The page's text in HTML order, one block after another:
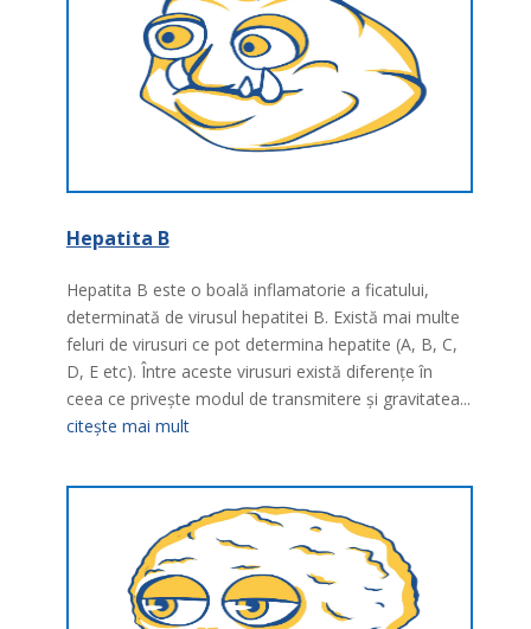
Hepatita B
Hepatita B este o boală inflamatorie a ficatului,
determinată de virusul hepatitei B. Există mai multe
feluri de virusuri ce pot determina hepatite (A, B, C,
D, E etc). Între aceste virusuri există diferenţe în
ceea ce priveşte modul de transmitere şi gravitatea...
citește mai mult